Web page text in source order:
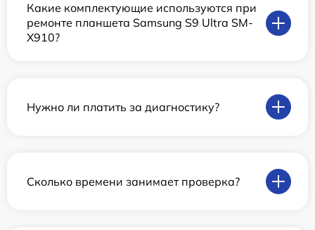
Какие комплектующие используются при
ремонте планшета Samsung S9 Ultra SM-
X910?
Нужно ли платить за диагностику?
Сколько времени занимает проверка?